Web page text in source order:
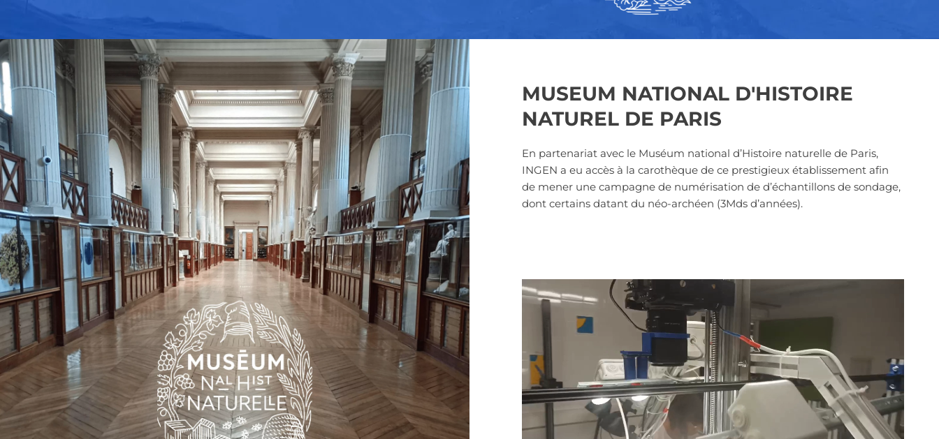
MUSEUM NATIONAL D'HISTOIRE
NATUREL DE PARIS
En partenariat avec le Muséum national d’Histoire naturelle de Paris,
INGEN a eu accès à la carothèque de ce prestigieux établissement afin
de mener une campagne de numérisation de d’échantillons de sondage,
dont certains datant du néo-archéen (3Mds d’années).